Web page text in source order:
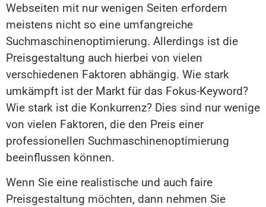
Webseiten mit nur wenigen Seiten erfordern
meistens nicht so eine umfangreiche
Suchmaschinenoptimierung. Allerdings ist die
Preisgestaltung auch hierbei von vielen
verschiedenen Faktoren abhängig. Wie stark
umkämpft ist der Markt für das Fokus-Keyword?
Wie stark ist die Konkurrenz? Dies sind nur wenige
von vielen Faktoren, die den Preis einer
professionellen Suchmaschinenoptimierung
beeinflussen können.
Wenn Sie eine realistische und auch faire
Preisgestaltung möchten, dann nehmen Sie